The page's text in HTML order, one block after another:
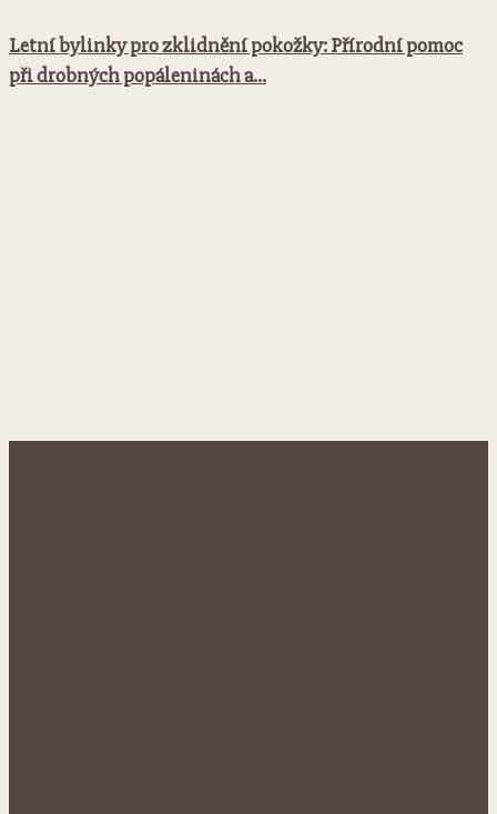
Letní bylinky pro zklidnění pokožky: Přírodní pomoc
při drobných popáleninách a...